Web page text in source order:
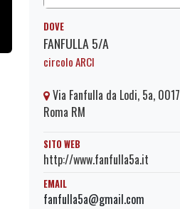
DOVE
FANFULLA 5/A
circolo ARCI
Via Fanfulla da Lodi, 5a,
Roma RM
SITO WEB
http://www.fanfulla5a.it
EMAIL
fanfulla5a@gmail.com